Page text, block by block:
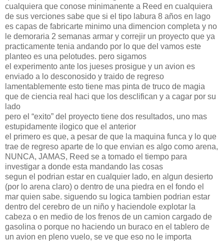
cualquiera que conose minimanente a Reed en cualquiera
de sus verciones sabe que si el tipo labura 8 años en lago
es capas de fabricarte minimo una dimencion completa y no
le demoraria 2 semanas armar y correjir un proyecto que ya
practicamente tenia andando por lo que del vamos este
planteo es una pelotudes. pero sigamos
el experimento ante los jueses prosigue y un avion es
enviado a lo desconosido y traido de regreso
lamentablemente esto tiene mas pinta de truco de magia
que de ciencia real haci que los desclifican y a cagar por su
lado
pero el “exito” del proyecto tiene dos resultados, uno mas
estupidamente ilogico que el anterior
el primero es que, a pesar de que la maquina funca y lo que
trae de regreso aparte de lo que envian es algo como arena,
NUNCA, JAMAS, Reed se a tomado el tiempo para
investigar a donde esta mandando las cosas
segun el podrian estar en cualquier lado, en algun desierto
(por lo arena claro) o dentro de una piedra en el fondo el
mar quien sabe. siguendo su logica tambien podrian estar
dentro del cerebro de un niño y haciendole explotar la
cabeza o en medio de los frenos de un camion cargado de
gasolina o porque no haciendo un buraco en el tablero de
un avion en pleno vuelo, se ve que eso no le importa